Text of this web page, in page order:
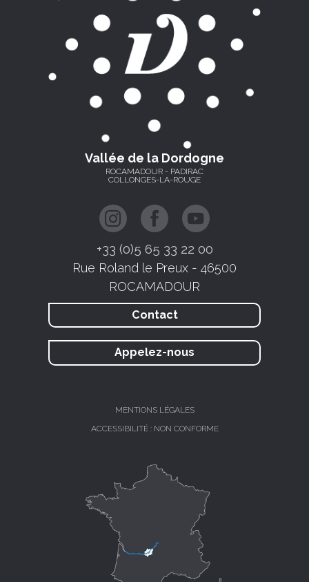
Vallée de la Dordogne
ROCAMADOUR - PADIRAC
COLLONGES-LA-ROUGE
+33 (0)5 65 33 22 00
Rue Roland le Preux - 46500
ROCAMADOUR
Contact
Appelez-nous
MENTIONS LÉGALES
ACCESSIBILITÉ : NON CONFORME